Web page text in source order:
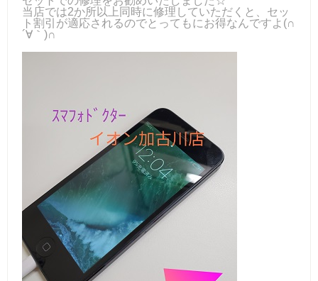
当店では2か所以上同時に修理していただくと、セッ
ト割引が適応されるのでとってもにお得なんですよ(∩
´∀｀)∩